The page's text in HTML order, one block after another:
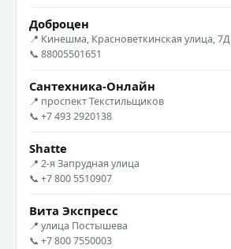
Доброцен
📍 Кинешма, Красноветкинская улица, 7Д
📞 88005501651
Сантехника-Онлайн
📍 проспект Текстильщиков
📞 +7 493 2920138
Shatte
📍 2-я Запрудная улица
📞 +7 800 5510907
Вита Экспресс
📍 улица Постышева
📞 +7 800 7550003